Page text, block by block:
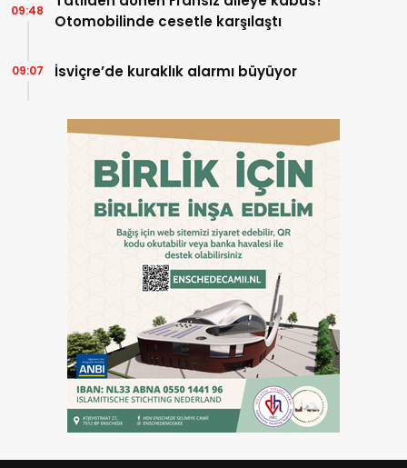
Otomobilinde cesetle karşılaştı
09:48
İsviçre’de kuraklık alarmı büyüyor
09:07